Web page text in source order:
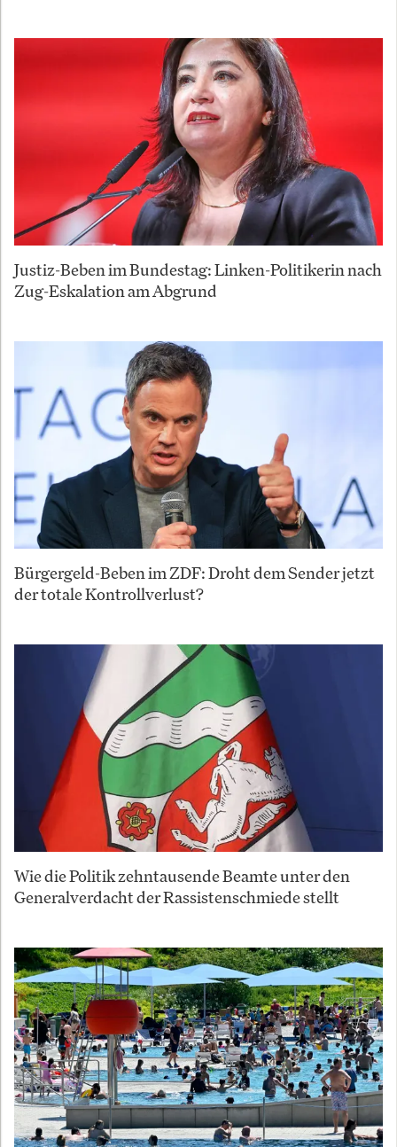
Justiz-Beben im Bundestag: Linken-Politikerin nach
Zug-Eskalation am Abgrund
Bürgergeld-Beben im ZDF: Droht dem Sender jetzt
der totale Kontrollverlust?
Wie die Politik zehntausende Beamte unter den
Generalverdacht der Rassistenschmiede stellt